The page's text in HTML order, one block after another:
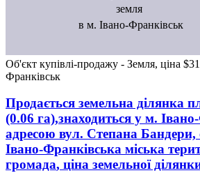
земля
в м. Івано-Франківськ
Об'єкт купівлі-продажу - Земля, ціна
Франківськ
Продається земельна ділянка
(0.06 га),знаходиться у м.
адресою вул. Степана Бандери,
Івано-Франківська міська
громада, ціна земельної